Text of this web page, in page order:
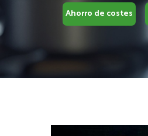
Ahorro de costes